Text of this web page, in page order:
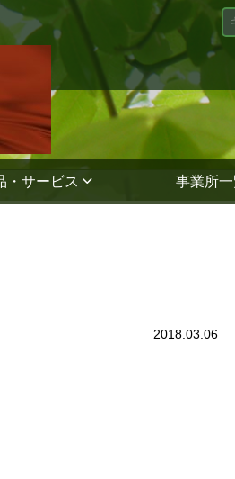
・サービス 事業所一
2018.03.06